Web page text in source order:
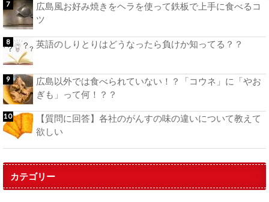
広島風お好み焼きをヘラを使って鉄板で上手に食べるコ
ツ
英語のしりとりはどうなったら負けか知ってる？？
広島以外では食べられていない！？「コウネ」に「やお
ぎも」って何！？？
【質問に回答】各社のがんすの味の違いについて教えて
欲しい
カテゴリー